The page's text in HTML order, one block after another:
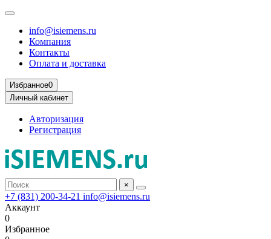
info@isiemens.ru
Компания
Контакты
Оплата и доставка
Избранное0
Личный кабинет
Авторизация
Регистрация
×
+7 (831) 200-34-21 info@isiemens.ru
Аккаунт
0
Избранное